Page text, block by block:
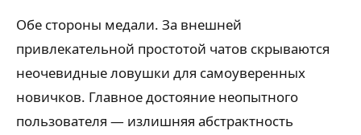
Обе стороны медали. За внешней
привлекательной простотой чатов скрываются
неочевидные ловушки для самоуверенных
новичков. Главное достояние неопытного
пользователя — излишняя абстрактность